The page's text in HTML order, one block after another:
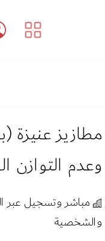
مطازيز عنيزة
وعدم التوازن
مباشر وتسجيل عبر
والشخصية